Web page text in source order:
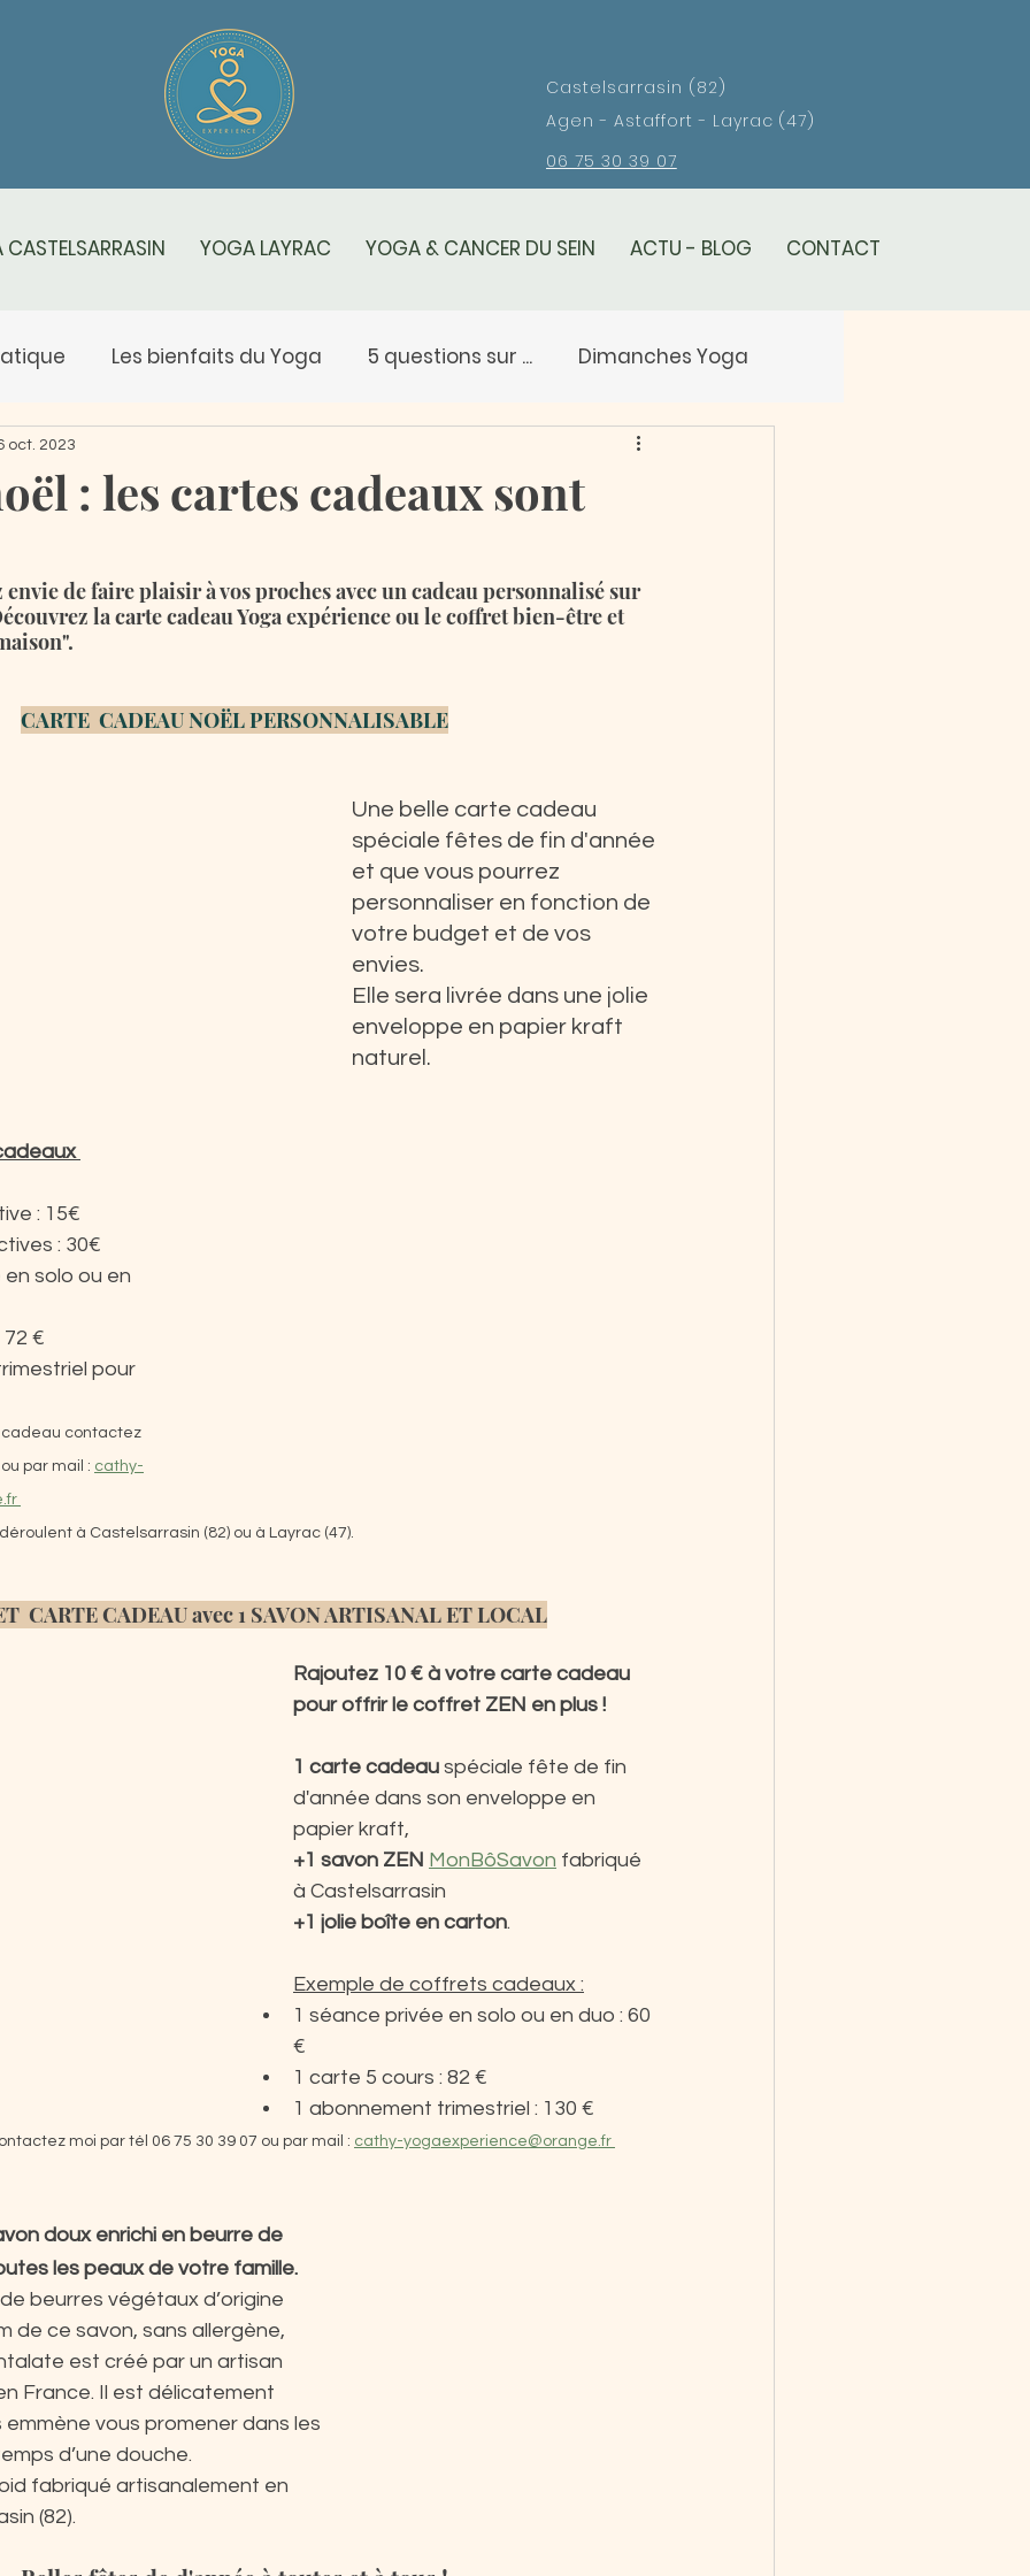
Castelsarrasin (82)
Agen - Astaffort - Layrac (47)
06 75 30 39 07
YOGA LAYRAC YOGA & CANCER DU SEIN ACTU - BLOG CONTACT
Les bienfaits du Yoga 5 questions sur ... Dimanches Yoga
spécificités du yoga
: les cartes cadeaux sont
oct. 2023
envie de faire plaisir à vos proches avec un cadeau personnalisé sur
la carte cadeau Yoga expérience ou le coffret bien-être et
CARTE  CADEAU NOËL PERSONNALISABLE
Une belle carte cadeau
spéciale fêtes de fin d'année
et que vous pourrez
personnaliser en fonction de
votre budget et de vos
envies.
Elle sera livrée dans une jolie
enveloppe en papier kraft
naturel.
: 15€
: 30€
solo ou en
€
pour
cadeau contactez
par mail : cathy-
à Castelsarrasin (82) ou à Layrac (47).
CARTE CADEAU avec 1 SAVON ARTISANAL ET LOCAL
Rajoutez 10 € à votre carte cadeau
pour offrir le coffret ZEN en plus !
1 carte cadeau spéciale fête de fin
d'année dans son enveloppe en
papier kraft,
+1 savon ZEN MonBôSavon fabriqué
à Castelsarrasin
+1 jolie boîte en carton.
Exemple de coffrets cadeaux :
1 séance privée en solo ou en duo : 60
€
1 carte 5 cours : 82 €
1 abonnement trimestriel : 130 €
moi par tél 06 75 30 39 07 ou par mail : cathy-yogaexperience@orange.fr
doux enrichi en beurre de
les peaux de votre famille.
beurres végétaux d’origine
de ce savon, sans allergène,
est créé par un artisan
France. Il est délicatement
emmène vous promener dans les
d’une douche.
fabriqué artisanalement en
(82).